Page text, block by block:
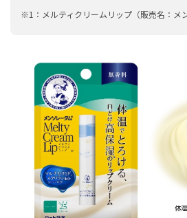
※1：メルティクリームリップ（販売名：メ